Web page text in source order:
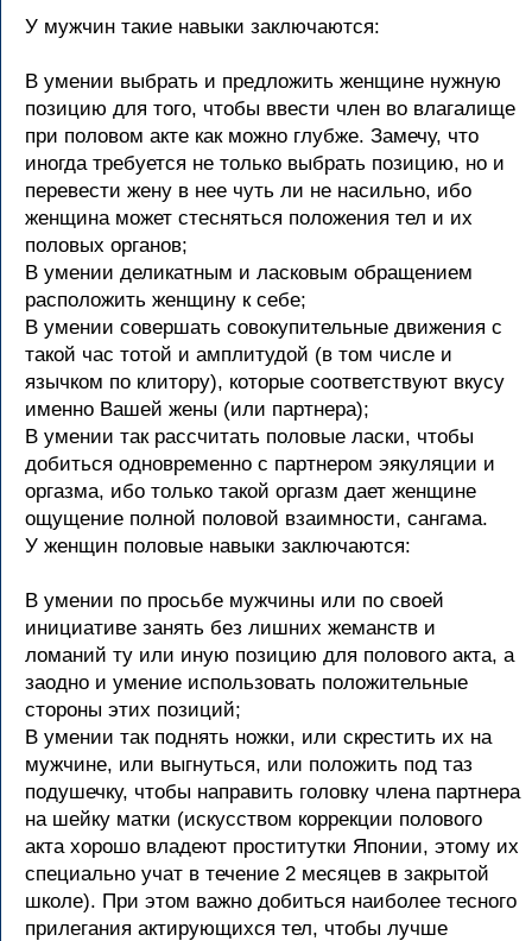
У мужчин такие навыки заключаются:
В умении выбрать и предложить женщине нужную
позицию для того, чтобы ввести член во влагалище
при половом акте как можно глубже. Замечу, что
иногда требуется не только выбрать позицию, но и
перевести жену в нее чуть ли не насильно, ибо
женщина может стесняться положения тел и их
половых органов;
В умении деликатным и ласковым обращением
расположить женщину к себе;
В умении совершать совокупительные движения с
такой час тотой и амплитудой (в том числе и
язычком по клитору), которые соответствуют вкусу
именно Вашей жены (или партнера);
В умении так рассчитать половые ласки, чтобы
добиться одновременно с партнером эякуляции и
оргазма, ибо только такой оргазм дает женщине
ощущение полной половой взаимности, сангама.
У женщин половые навыки заключаются:
В умении по просьбе мужчины или по своей
инициативе занять без лишних жеманств и
ломаний ту или иную позицию для полового акта, а
заодно и умение использовать положительные
стороны этих позиций;
В умении так поднять ножки, или скрестить их на
мужчине, или выгнуться, или положить под таз
подушечку, чтобы направить головку члена партнера
на шейку матки (искусством коррекции полового
акта хорошо владеют проститутки Японии, этому их
специально учат в течение 2 месяцев в закрытой
школе). При этом важно добиться наиболее тесного
прилегания актирующихся тел, чтобы лучше